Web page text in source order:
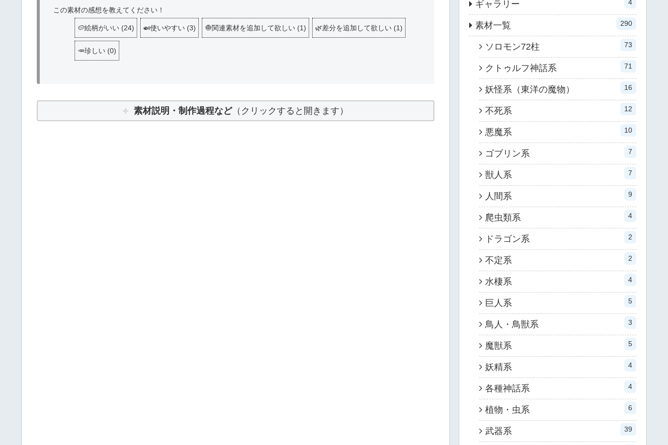
この素材の感想を教えてください！
🥔絵柄がいい (24) 🍛使いやすい (3) 🧅関連素材を追加して欲しい (1) 🌿差分を追加して欲しい (1)
🥕珍しい (0)
素材説明・制作過程など（クリックすると開きます）
ギャラリー 4
素材一覧 290
ソロモン72柱 73
クトゥルフ神話系 71
妖怪系（東洋の魔物） 16
不死系 12
悪魔系 10
ゴブリン系 7
獣人系 7
人間系 9
爬虫類系 4
ドラゴン系 2
不定系 2
水棲系 4
巨人系 5
鳥人・鳥獣系 3
魔獣系 5
妖精系 4
各種神話系 4
植物・虫系 6
武器系 39